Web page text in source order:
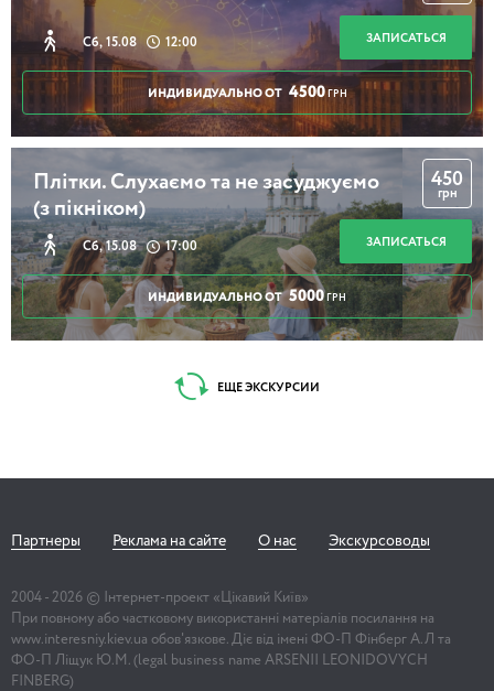
Сб, 15.08 12:00 ЗАПИСАТЬСЯ
ИНДИВИДУАЛЬНО ОТ 4500 ГРН
Плітки. Слухаємо та не засуджуємо
(з пікніком)
Сб, 15.08 17:00
450
грн
ЗАПИСАТЬСЯ
ИНДИВИДУАЛЬНО ОТ 5000 ГРН
ЕЩЕ ЭКСКУРСИИ
Партнеры Реклама на сайте О нас Экскурсоводы
2004 - 2026 © Інтернет-проект «Цікавий Київ»
При повному або частковому використанні матеріалів посилання на
www.interesniy.kiev.ua обов'язкове. Діє від імені ФО-П Фінберг А.Л та
ФО-П Ліщук Ю.М. (legal business name ARSENII LEONIDOVYCH
FINBERG)